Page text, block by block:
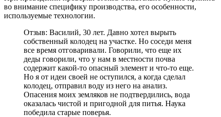
во внимание специфику производства, его особенности,
используемые технологии.
Отзыв: Василий, 30 лет. Давно хотел вырыть
собственный колодец на участке. Но соседи меня
все время отговаривали. Говорили, что еще их
деды говорили, что у нам в местности почва
содержит какой-то опасный элемент и что-то еще.
Но я от идеи своей не оступился, а когда сделал
колодец, отправил воду из него на анализ.
Опасения моих земляков не подтвердились, вода
оказалась чистой и пригодной для питья. Наука
победила старые поверья.